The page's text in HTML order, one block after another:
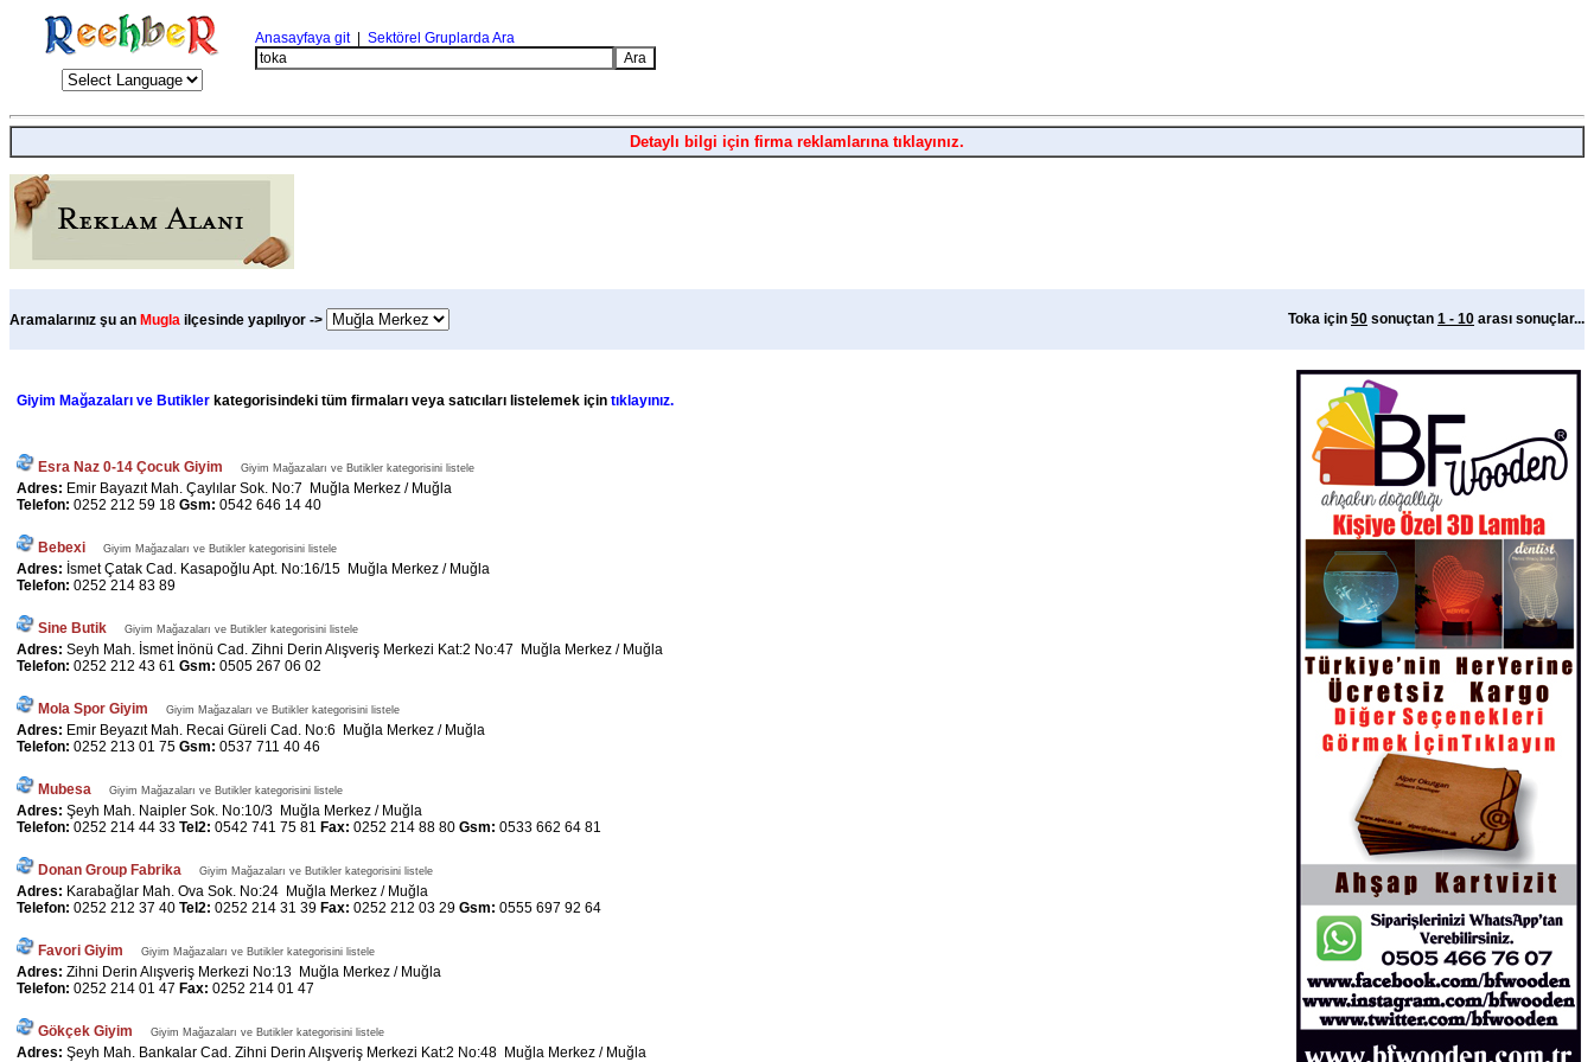
Anasayfaya git| Sektörel Gruplarda Ara
Detaylı bilgi için firma reklamlarına tıklayınız.
Aramalarınız şu an Mugla ilçesinde yapılıyor -> Toka için 50 sonuçtan 1 - 10 arası sonuçlar...
Giyim Mağazaları ve Butikler kategorisindeki tüm firmaları veya satıcıları listelemek için tıklayınız.
Esra Naz 0-14 Çocuk Giyim Giyim Mağazaları ve Butikler kategorisini listele
Adres: Emir Bayazıt Mah. Çaylılar Sok. No:7 Muğla Merkez / Muğla
Telefon: 0252 212 59 18 Gsm: 0542 646 14 40
Bebexi Giyim Mağazaları ve Butikler kategorisini listele
Adres: İsmet Çatak Cad. Kasapoğlu Apt. No:16/15 Muğla Merkez / Muğla
Telefon: 0252 214 83 89
Sine Butik Giyim Mağazaları ve Butikler kategorisini listele
Adres: Seyh Mah. İsmet İnönü Cad. Zihni Derin Alışveriş Merkezi Kat:2 No:47 Muğla Merkez / Muğla
Telefon: 0252 212 43 61 Gsm: 0505 267 06 02
Mola Spor Giyim Giyim Mağazaları ve Butikler kategorisini listele
Adres: Emir Beyazıt Mah. Recai Güreli Cad. No:6 Muğla Merkez / Muğla
Telefon: 0252 213 01 75 Gsm: 0537 711 40 46
Mubesa Giyim Mağazaları ve Butikler kategorisini listele
Adres: Şeyh Mah. Naipler Sok. No:10/3 Muğla Merkez / Muğla
Telefon: 0252 214 44 33 Tel2: 0542 741 75 81 Fax: 0252 214 88 80 Gsm: 0533 662 64 81
Donan Group Fabrika Giyim Mağazaları ve Butikler kategorisini listele
Adres: Karabağlar Mah. Ova Sok. No:24 Muğla Merkez / Muğla
Telefon: 0252 212 37 40 Tel2: 0252 214 31 39 Fax: 0252 212 03 29 Gsm: 0555 697 92 64
Favori Giyim Giyim Mağazaları ve Butikler kategorisini listele
Adres: Zihni Derin Alışveriş Merkezi No:13 Muğla Merkez / Muğla
Telefon: 0252 214 01 47 Fax: 0252 214 01 47
Gökçek Giyim Giyim Mağazaları ve Butikler kategorisini listele
Adres: Şeyh Mah. Bankalar Cad. Zihni Derin Alışveriş Merkezi Kat:2 No:48 Muğla Merkez / Muğla